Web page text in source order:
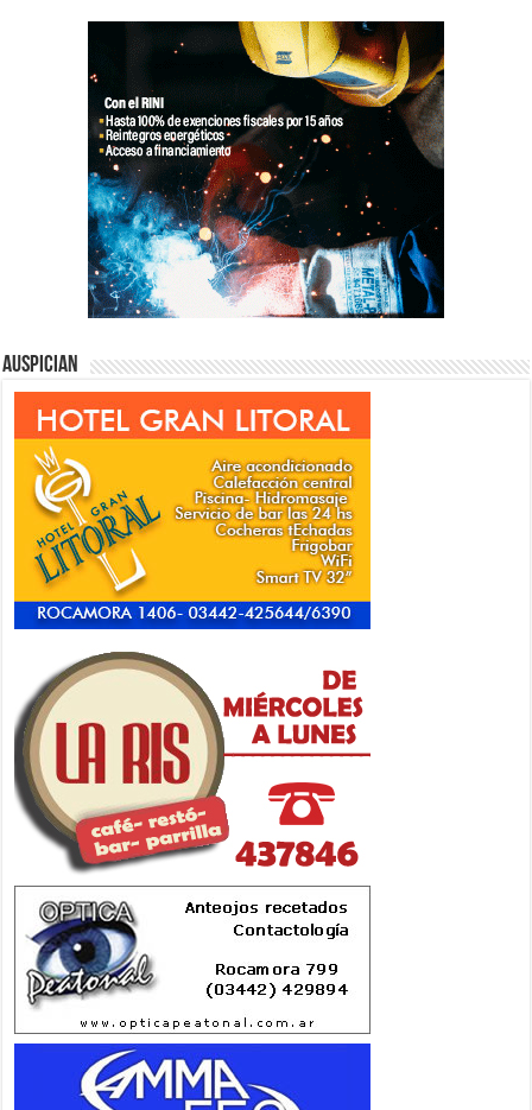
Auspician